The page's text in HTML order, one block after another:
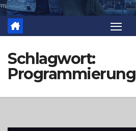
Schlagwort:
Programmierung